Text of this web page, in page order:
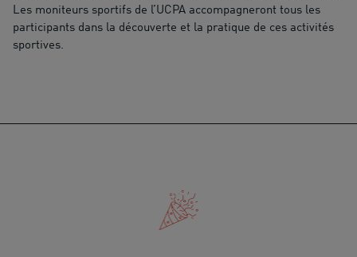
Les moniteurs sportifs de l’UCPA accompagneront tous les
participants dans la découverte et la pratique de ces activités
sportives.